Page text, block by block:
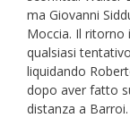
ma Giovanni
Moccia. Il ritorno
qualsiasi
liquidando
dopo aver fatto
distanza a Barroi.